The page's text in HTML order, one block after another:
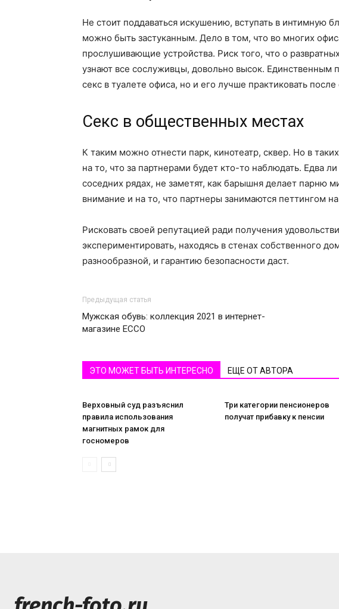
Не стоит поддаваться искушению, вступать в интимную
можно быть застуканным. Дело в том, что во многих
прослушивающие устройства. Риск того, что о
узнают все сослуживцы, довольно высок. Единственным
секс в туалете офиса, но и его лучше практиковать
Секс в общественных местах
К таким можно отнести парк, кинотеатр, сквер. Но в
на то, что за партнерами будет кто-то наблюдать. Едва
соседних рядах, не заметят, как барышня делает парню
внимание и на то, что партнеры занимаются петтингом
Рисковать своей репутацией ради получения
экспериментировать, находясь в стенах собственного
разнообразной, и гарантию безопасности даст.
Предыдущая статья
Мужская обувь: коллекция 2021 в интернет-
магазине ЕССО
ЭТО МОЖЕТ БЫТЬ ИНТЕРЕСНО ЕЩЕ ОТ АВТОРА
Верховный суд разъяснил
правила использования
магнитных рамок для
госномеров
Три категории пенсионеров
получат прибавку к пенсии